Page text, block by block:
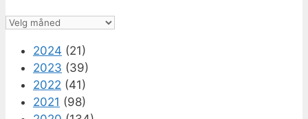
Arkiv
2024 (21)
2023 (39)
2022 (41)
2021 (98)